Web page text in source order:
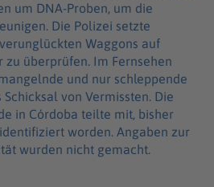
um DNA-Proben, um die
Die Polizei setzte
Waggons auf
überprüfen. Im Fernsehen
und nur schleppende
von Vermissten. Die
in Córdoba teilte mit, bisher
worden. Angaben zur
wurden nicht gemacht.